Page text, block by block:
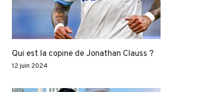
Qui est la copine de Jonathan Clauss ?
12 juin 2024